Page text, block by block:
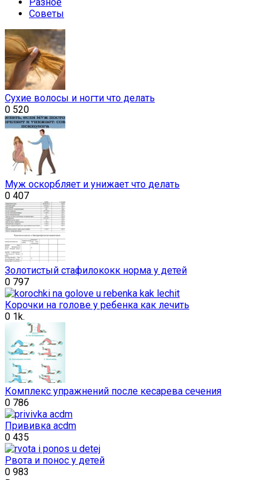
Советы
Сухие волосы и ногти что делать
0 520
Муж оскорбляет и унижает что делать
0 407
Золотистый стафилококк норма у детей
0 797
Корочки на голове у ребенка как лечить
0 1k.
Комплекс упражнений после кесарева сечения
0 786
Прививка acdm
0 435
Рвота и понос у детей
0 983